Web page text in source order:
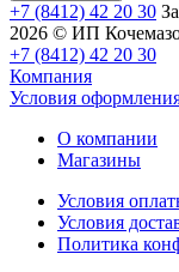
+7 (8412) 42 20 30
2026 © ИП
+7 (8412) 42 20 30
Компания
Условия оформления
О компании
Магазины
Условия
Условия
Политика